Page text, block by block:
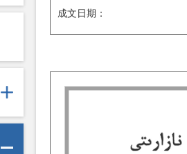
成文日期：